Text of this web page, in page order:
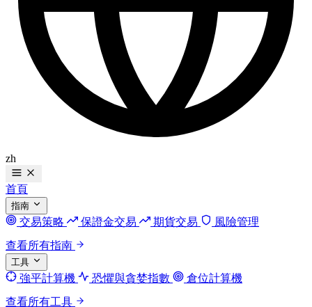
zh
首頁
指南
交易策略 保證金交易 期貨交易
風險管理
查看所有指南
工具
強平計算機 恐懼與貪婪指數
倉位計算機
查看所有工具